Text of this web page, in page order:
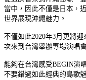
當中，因此不僅是日本，
世界展現沖繩魅力。
不僅如此2020年3月更將
次來到台灣舉辦專場演唱會
能夠在台灣感受BEGIN演
不要錯過如此經典的島歌魅